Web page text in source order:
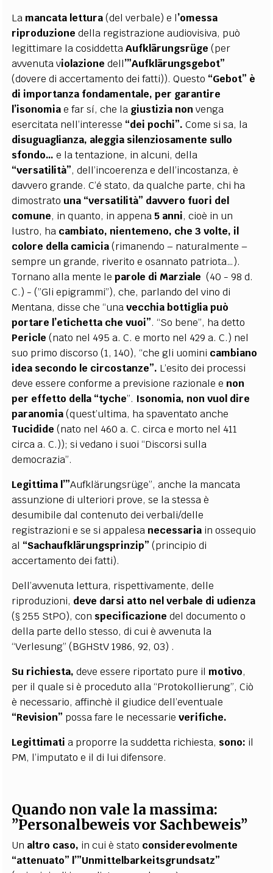
La mancata lettura(del verbale) e l’omessa
riproduzione della registrazione audiovisiva, può
legittimare la cosiddettaAufklärungsrüge (per
avvenuta violazionedell’”Aufklärungsgebot”
(dovere di accertamento dei fatti)). Questo “Gebot” è
di importanza fondamentale, per garantire
l’isonomiae far sí, che la giustizia nonvenga
esercitata nell’interesse “dei pochi”. Come si sa, la
disuguaglianza, aleggia silenziosamente sullo
sfondo… e la tentazione, in alcuni, della
“versatilità”, dell’incoerenza e dell’incostanza, è
davvero grande. C’é stato, da qualche parte, chi ha
dimostrato una “versatilità” davvero fuori del
comune, in quanto, in appena 5 anni, cioè in un
lustro, ha cambiato, nientemeno, che 3 volte, il
colore della camicia(rimanendo – naturalmente –
sempre un grande, riverito e osannato patriota…).
Tornano alla mente leparole di Marziale (40 - 98 d.
C.) - (”Gli epigrammi”), che, parlando del vino di
Mentana, disse che “unavecchia bottiglia può
portare l’etichetta che vuoi”. “So bene”, ha detto
Pericle (nato nel 495 a. C. e morto nel 429 a. C.) nel
suo primo discorso (1, 140), “che gli uomini cambiano
idea secondo le circostanze”. L’esito dei processi
deve essere conforme a previsione razionale e non
per effetto della “tyche”. Isonomia, non vuol dire
paranomia(quest’ultima, ha spaventato anche
Tucidide (nato nel 460 a. C. circa e morto nel 411
circa a. C.)); si vedano i suoi “Discorsi sulla
democrazia”.
Legittima l’”Aufklärungsrüge”, anche la mancata
assunzione di ulteriori prove, se la stessa è
desumibile dal contenuto dei verbali/delle
registrazioni e se si appalesa necessaria in ossequio
al “Sachaufklärungsprinzip” (principio di
accertamento dei fatti).
Dell’avvenuta lettura, rispettivamente, delle
riproduzioni, deve darsi atto nel verbale di udienza
(§ 255 StPO), con specificazionedel documento o
della parte dello stesso, di cui è avvenuta la
“Verlesung” (BGHStV 1986, 92, 03) .
Su richiesta, deve essere riportato pure il motivo,
per il quale si è proceduto alla “Protokollierung”, Ciò
è necessario, affinchè il giudice dell’eventuale
“Revision” possa fare le necessarieverifiche.
Legittimati a proporre la suddetta richiesta, sono: il
PM, l’imputato e il di lui difensore.
Quando non vale la massima:
”Personalbeweis vor Sachbeweis”
Un altro caso, in cui è stato considerevolmente
“attenuato” l’”Unmittelbarkeitsgrundsatz”